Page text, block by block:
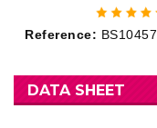
Reference: BS10457
DATA SHEET